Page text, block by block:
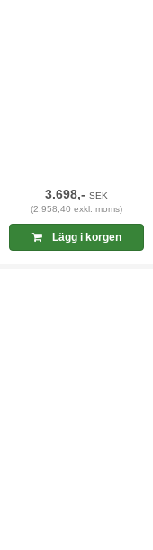
3.698,-SEK
(2.958,40 exkl. moms)
Lägg i korgen